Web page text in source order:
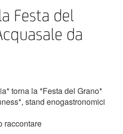
Festa del
da
torna la *Festa del Grano*
stand enogastronomici
raccontare